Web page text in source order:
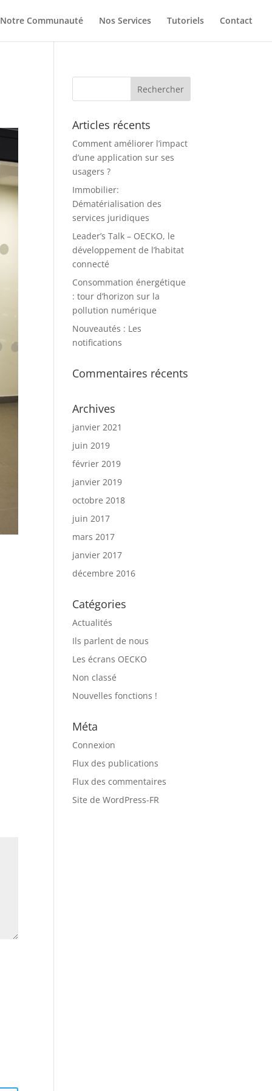
Notre Communauté Nos Services Tutoriels Contact
Articles récents
Comment améliorer l’impact
d’une application sur ses
usagers ?
Immobilier:
Dématérialisation des
services juridiques
Leader’s Talk – OECKO, le
développement de l’habitat
connecté
Consommation énergétique
: tour d’horizon sur la
pollution numérique
Nouveautés : Les
notifications
Commentaires récents
Archives
janvier 2021
juin 2019
février 2019
janvier 2019
octobre 2018
juin 2017
mars 2017
janvier 2017
décembre 2016
Catégories
Actualités
Ils parlent de nous
Les écrans OECKO
Non classé
Nouvelles fonctions !
Méta
Connexion
Flux des publications
Flux des commentaires
Site de WordPress-FR